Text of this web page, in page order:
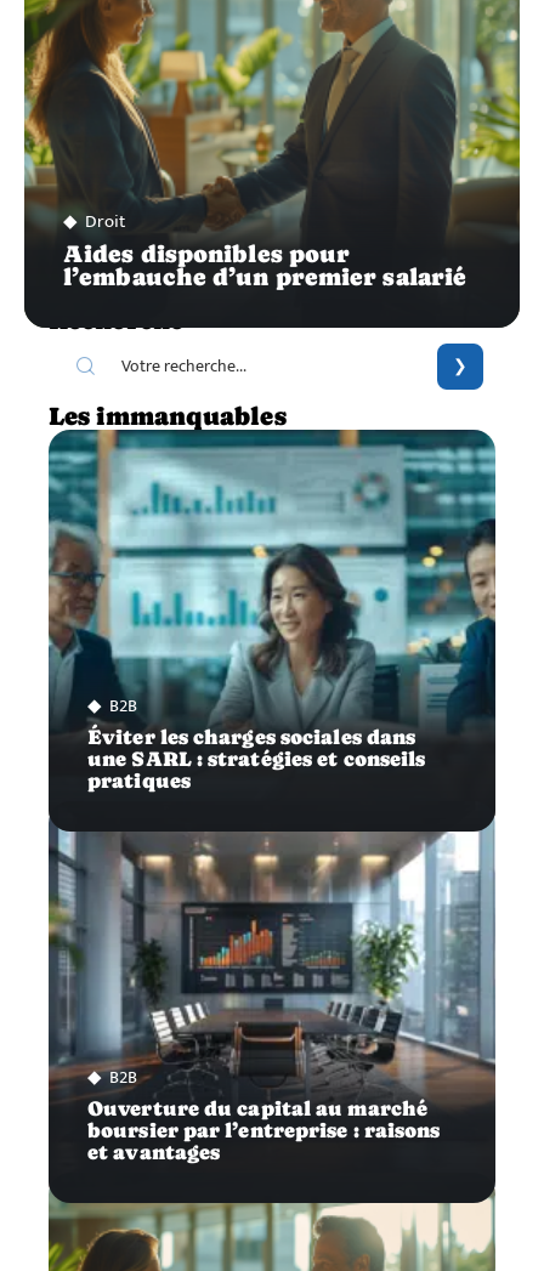
Droit
Aides disponibles pour
l’embauche d’un premier salarié
Les immanquables
B2B
Éviter les charges sociales dans
une SARL : stratégies et conseils
pratiques
B2B
Ouverture du capital au marché
boursier par l’entreprise : raisons
et avantages